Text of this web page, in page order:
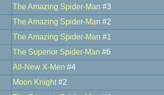
The Amazing Spider-Man #3
The Amazing Spider-Man #2
The Amazing Spider-Man #1
The Superior Spider-Man #6
All-New X-Men #4
Moon Knight #2